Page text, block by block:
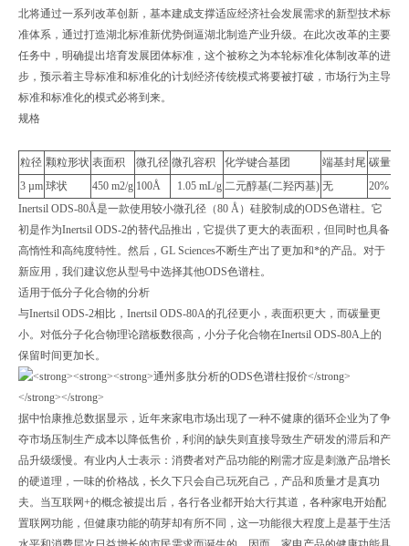
北将通过一系列改革创新，基本建成支撑适应经济社会发展需求的新型技术标
准体系，通过打造湖北标准新优势倒逼湖北制造产业升级。在此次改革的主要
任务中，明确提出培育发展团体标准，这个被称之为本轮标准化体制改革的进
步，预示着主导标准和标准化的计划经济传统模式将要被打破，市场行为主导
标准和标准化的模式必将到来。
规格
粒径 颗粒形状 表面积 微孔径 微孔容积 化学键合基团 端基封尾 碳量
3 µm 球状 450 m2/g 100Å 1.05 mL/g 二元醇基(二羟丙基) 无 20%
Inertsil ODS-80Å是一款使用较小微孔径（80 Å）硅胶制成的ODS色谱柱。它
初是作为Inertsil ODS-2的替代品推出，它提供了更大的表面积，但同时也具备
高惰性和高纯度特性。然后，GL Sciences不断生产出了更加和*的产品。对于
新应用，我们建议您从型号中选择其他ODS色谱柱。
适用于低分子化合物的分析
与Inertsil ODS-2相比，Inertsil ODS-80A的孔径更小，表面积更大，而碳量更
小。对低分子化合物理论踏板数很高，小分子化合物在Inertsil ODS-80A上的
保留时间更加长。
据中怡康推总数据显示，近年来家电市场出现了一种不健康的循环企业为了争
夺市场压制生产成本以降低售价，利润的缺失则直接导致生产研发的滞后和产
品升级缓慢。有业内人士表示：消费者对产品功能的刚需才应是刺激产品增长
的硬道理，一味的价格战，长久下只会自己玩死自己，产品和质量才是真功
夫。当互联网+的概念被提出后，各行各业都开始大行其道，各种家电开始配
置联网功能，但健康功能的萌芽却有所不同，这一功能很大程度上是基于生活